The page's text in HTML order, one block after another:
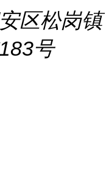
区松岗镇
号